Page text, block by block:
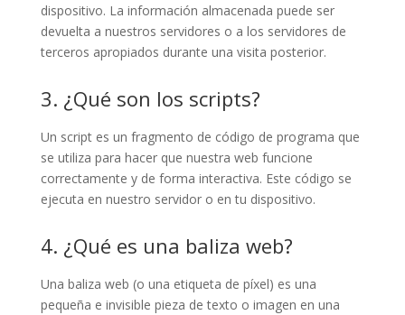
dispositivo. La información almacenada puede ser
devuelta a nuestros servidores o a los servidores de
terceros apropiados durante una visita posterior.
3. ¿Qué son los scripts?
Un script es un fragmento de código de programa que
se utiliza para hacer que nuestra web funcione
correctamente y de forma interactiva. Este código se
ejecuta en nuestro servidor o en tu dispositivo.
4. ¿Qué es una baliza web?
Una baliza web (o una etiqueta de píxel) es una
pequeña e invisible pieza de texto o imagen en una